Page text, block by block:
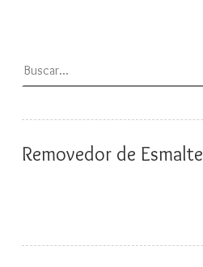
Removedor de Esmalte